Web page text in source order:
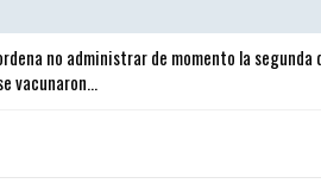
no administrar de momento la segunda
vacunaron…